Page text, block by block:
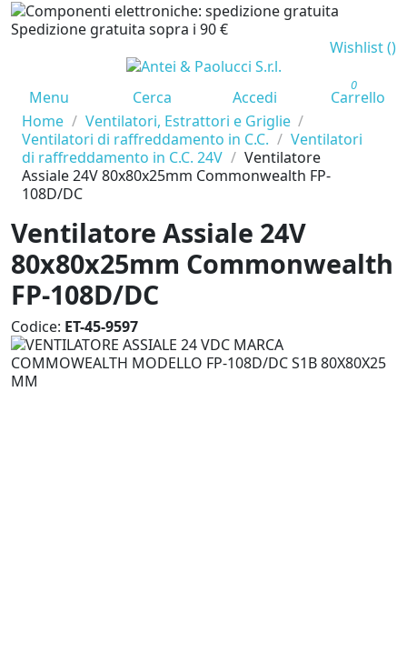
Spedizione gratuita sopra i 90 €
Wishlist ()
Menu Cerca Accedi
0
Carrello
Home
Ventilatori, Estrattori e Griglie
Ventilatori di raffreddamento in C.C.
Ventilatori
di raffreddamento in C.C. 24V
Ventilatore
Assiale 24V 80x80x25mm Commonwealth FP-
108D/DC
Ventilatore Assiale 24V
80x80x25mm Commonwealth
FP-108D/DC
Codice: ET-45-9597